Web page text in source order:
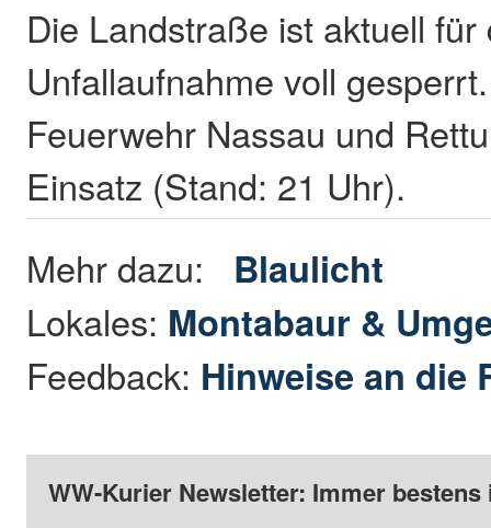
Die Landstraße ist aktuell für
Unfallaufnahme voll
Feuerwehr Nassau und
Einsatz (Stand: 21 Uhr).
Mehr dazu: Blaulicht
Lokales: Montabaur &
Feedback: Hinweise an die
WW-Kurier Newsletter: Immer